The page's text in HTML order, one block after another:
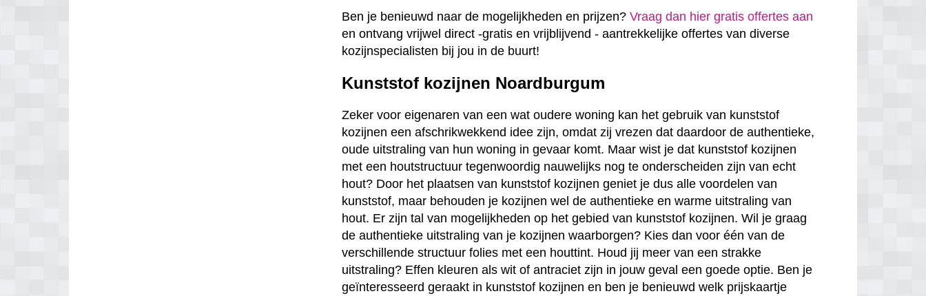
Ben je benieuwd naar de mogelijkheden en prijzen?Vraag dan hier gratis offertes aan
en ontvang vrijwel direct -gratis en vrijblijvend - aantrekkelijke offertes van diverse
kozijnspecialisten bij jou in de buurt!
Kunststof kozijnen Noardburgum
Zeker voor eigenaren van een wat oudere woning kan het gebruik van kunststof
kozijnen een afschrikwekkend idee zijn, omdat zij vrezen dat daardoor de authentieke,
oude uitstraling van hun woning in gevaar komt. Maar wist je dat kunststof kozijnen
met een houtstructuur tegenwoordig nauwelijks nog te onderscheiden zijn van echt
hout? Door het plaatsen van kunststof kozijnen geniet je dus alle voordelen van
kunststof, maar behouden je kozijnen wel de authentieke en warme uitstraling van
hout. Er zijn tal van mogelijkheden op het gebied van kunststof kozijnen. Wil je graag
de authentieke uitstraling van je kozijnen waarborgen? Kies dan voor één van de
verschillende structuur folies met een houttint. Houd jij meer van een strakke
uitstraling? Effen kleuren als wit of antraciet zijn in jouw geval een goede optie. Ben je
geïnteresseerd geraakt in kunststof kozijnen en ben je benieuwd welk prijskaartje